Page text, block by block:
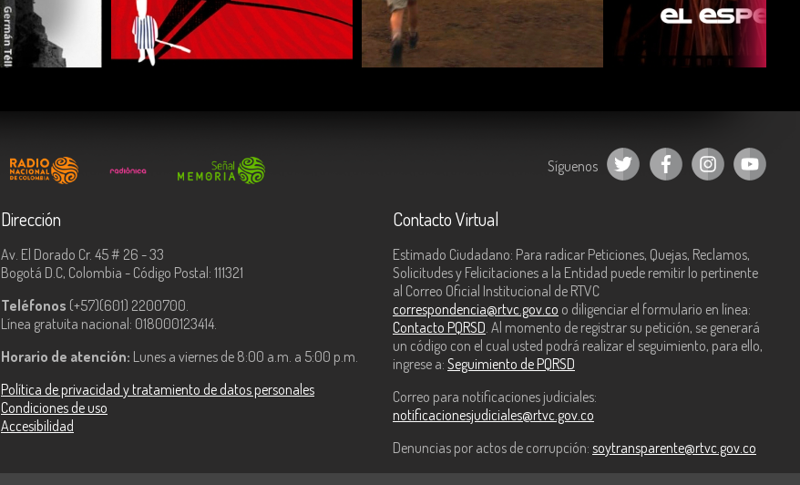
COMPARTIR COMPARTIR COMPARTIR
Síguenos
Dirección
Av. El Dorado Cr. 45 # 26 - 33
Bogotá D.C, Colombia - Código Postal: 111321
Teléfonos (+57)(601) 2200700.
Línea gratuita nacional: 018000123414.
Horario de atención: Lunes a viernes de 8:00 a.m. a 5:00 p.m.
Política de privacidad y tratamiento de datos personales
Condiciones de uso
Accesibilidad
Contacto Virtual
Estimado Ciudadano: Para radicar Peticiones, Quejas, Reclamos,
Solicitudes y Felicitaciones a la Entidad puede remitir lo pertinente
al Correo Oficial Institucional de RTVC
correspondencia@rtvc.gov.co o diligenciar el formulario en línea:
Contacto PQRSD . Al momento de registrar su petición, se generará
un código con el cual usted podrá realizar el seguimiento, para ello,
ingrese a: Seguimiento de PQRSD
Correo para notificaciones judiciales:
notificacionesjudiciales@rtvc.gov.co
Denuncias por actos de corrupción: soytransparente@rtvc.gov.co